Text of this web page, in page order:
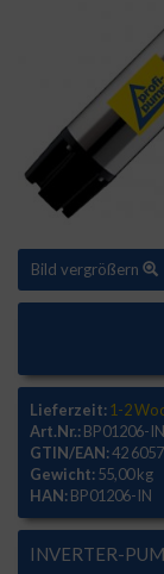
Bild vergrößern
Lieferzeit:1-2
Art.Nr.:BP01206-IN
GTIN/EAN:42
Gewicht:55,00 kg
HAN:BP01206-IN
INVERTER-